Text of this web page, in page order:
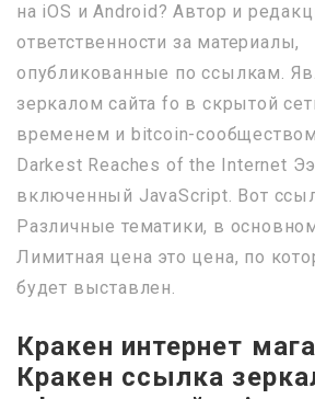
на iOS и Android? Автор и
ответственности за материалы,
опубликованные по ссылкам.
зеркалом сайта fo в скрытой
временем и bitcoin-
Darkest Reaches of the Internet
включенный JavaScript. Вот
Различные тематики, в
Лимитная цена это цена, по
будет выставлен.
Кракен интернет
Кракен ссылка